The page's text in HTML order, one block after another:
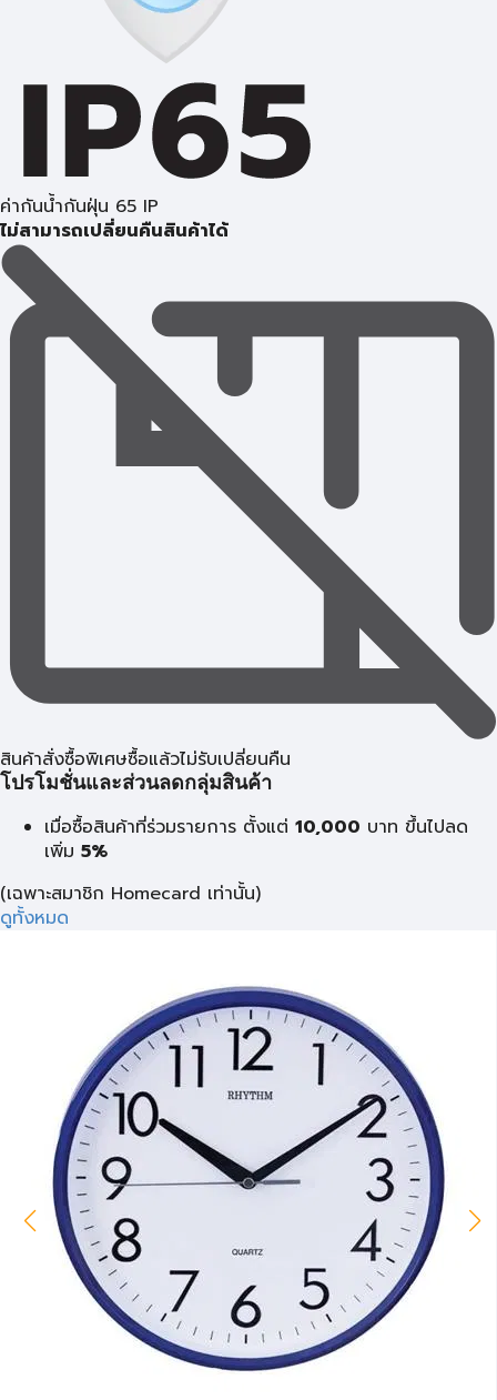
ค่ากันน้ำกันฝุ่น 65 IP
ไม่สามารถเปลี่ยนคืนสินค้าได้
สินค้าสั่งซื้อพิเศษซื้อแล้วไม่รับเปลี่ยนคืน
โปรโมชั่นและส่วนลดกลุ่มสินค้า
เมื่อซื้อสินค้าที่ร่วมรายการ ตั้งแต่ 10,000 บาท ขึ้นไปลด
เพิ่ม 5%
(เฉพาะสมาชิก Homecard เท่านั้น)
ดูทั้งหมด